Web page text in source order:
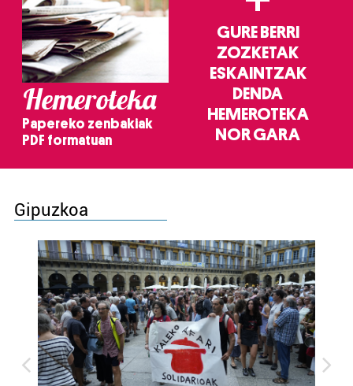
Hemeroteka
Papereko zenbakiak
PDF formatuan
GURE BERRI
ZOZKETAK
ESKAINTZAK
DENDA
HEMEROTEKA
NOR GARA
Gipuzkoa